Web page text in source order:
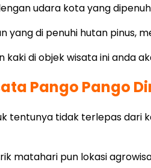
udara kota yang
yang di penuhi hutan pinus,
kaki di objek wisata ini anda
Pango Pango
tentunya tidak terlepas dari
matahari pun lokasi